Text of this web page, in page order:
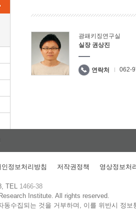
광패키징연구실
실장 권상진
연락처 062-
정보처리방침 저작권정책 영상정보처
TEL 1466-38
Institute.All rights reserved.
동수집되는 것을 거부하며, 이를 위반시 정